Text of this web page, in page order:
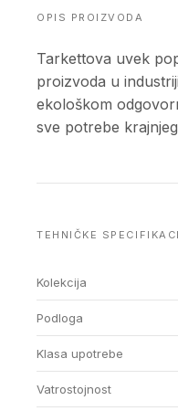
OPIS PROIZVODA
Tarkettova uvek
proizvoda u
ekološkom
sve potrebe
TEHNIČKE
Kolekcija
Podloga
Klasa upotrebe
Vatrostojnost